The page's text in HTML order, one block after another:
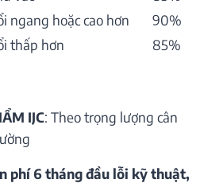
ngang hoặc cao hơn
90%
thấp hơn
85%
IJC: Theo trọng lượng cân
phí 6 tháng đầu lỗi kỹ thuật,